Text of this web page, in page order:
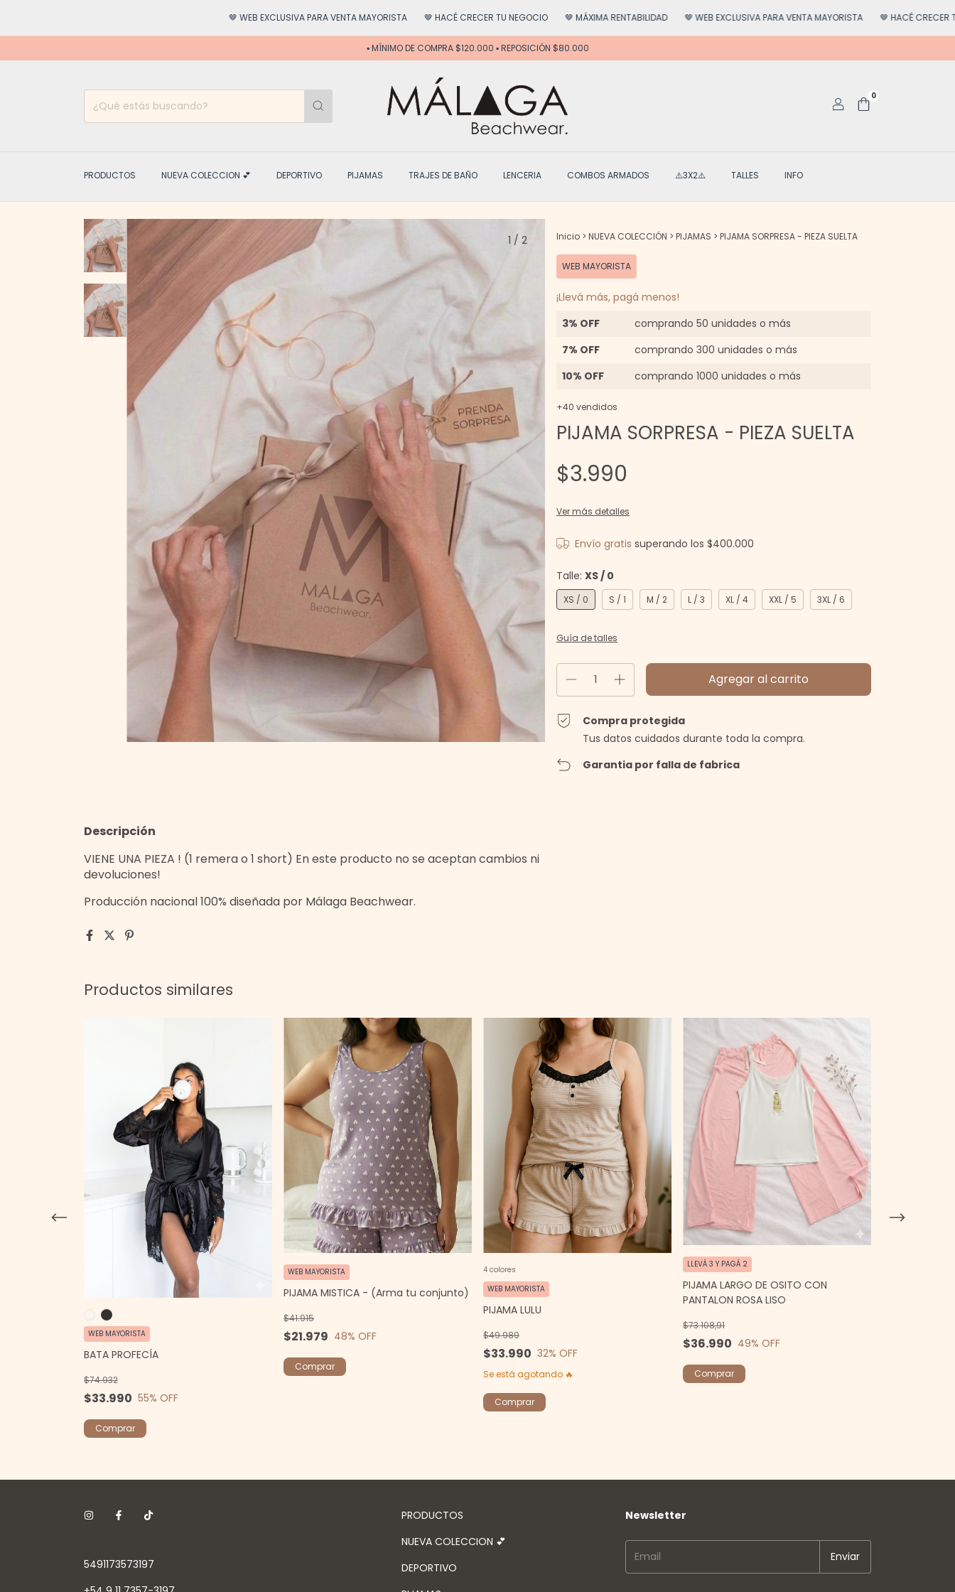
🤎 WEB EXCLUSIVA PARA VENTA MAYORISTA 🤎 HACÉ CRECER TU NEGOCIO 🤎 MÁXIMA RENTABILIDAD 🤎 WEB EXCLUSIVA PARA VENTA MAYORISTA 🤎 HACÉ CRECER TU
▪️ MÍNIMO DE COMPRA $120.000 ▪️ REPOSICIÓN $80.000
0
PRODUCTOS NUEVA COLECCION 💕 DEPORTIVO PIJAMAS TRAJES DE BAÑO LENCERIA COMBOS ARMADOS ⚠️3X2⚠️ TALLES INFO
1 / 2 Inicio > NUEVA COLECCIÓN > PIJAMAS > PIJAMA SORPRESA - PIEZA SUELTA
WEB MAYORISTA
¡Llevá más, pagá menos!
3% OFF
comprando 50 unidades o más
7% OFF
comprando 300 unidades o más
10% OFF
comprando 1000 unidades o más
+40 vendidos
PIJAMA SORPRESA - PIEZA SUELTA
$3.990
Ver más detalles
Envío gratis superando los$400.000
Talle: XS / 0
XS / 0 S / 1 M / 2 L / 3 XL / 4 XXL / 5 3XL / 6
Guía de talles
Compra protegida
Tus datos cuidados durante toda la compra.
Garantia por falla de fabrica
Descripción
VIENE UNA PIEZA ! (1 remera o 1 short) En este producto no se aceptan cambios ni
devoluciones!
Producción nacional 100% diseñada por Málaga Beachwear.
Productos similares
BATA PROFECÍA
$33.990
$74.932
55% OFF
WEB MAYORISTA
Comprar
PIJAMA MISTICA - (Arma tu conjunto)
$21.979
$41.915
48% OFF
WEB MAYORISTA
Comprar
PIJAMA LULU
$33.990
$49.989
32% OFF
WEB MAYORISTA
Se está agotando 🔥
4 colores
Comprar
PIJAMA LARGO DE OSITO CON
PANTALON ROSA LISO
$36.990
$73.108,91
49% OFF
LLEVÁ 3 Y PAGÁ 2
Comprar
5491173573197
PRODUCTOS
NUEVA COLECCION 💕
DEPORTIVO
Newsletter